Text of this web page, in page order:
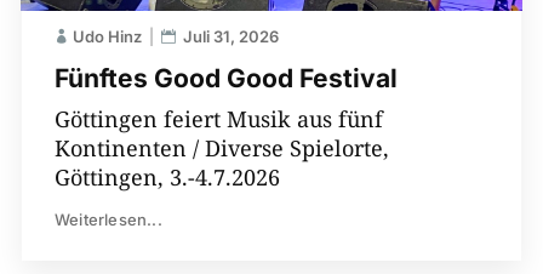
Fünftes Good Good Festival
Udo Hinz Juli 31, 2026
Göttingen feiert Musik aus fünf
Kontinenten / Diverse Spielorte,
Göttingen, 3.-4.7.2026
Weiterlesen...